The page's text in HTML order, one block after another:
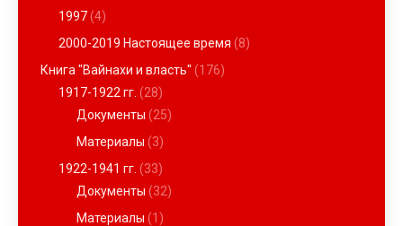
1997(4)
2000-2019 Настоящее время (8)
Книга "Вайнахи и власть" (176)
1917-1922 гг. (28)
Документы (25)
Материалы (3)
1922-1941 гг. (33)
Документы (32)
Материалы (1)